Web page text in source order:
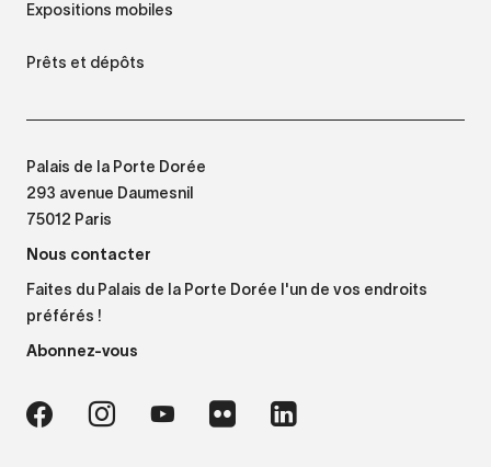
Expositions mobiles
Prêts et dépôts
Palais de la Porte Dorée
293 avenue Daumesnil
75012 Paris
Nous contacter
Faites du Palais de la Porte Dorée l'un de vos endroits
préférés !
Abonnez-vous